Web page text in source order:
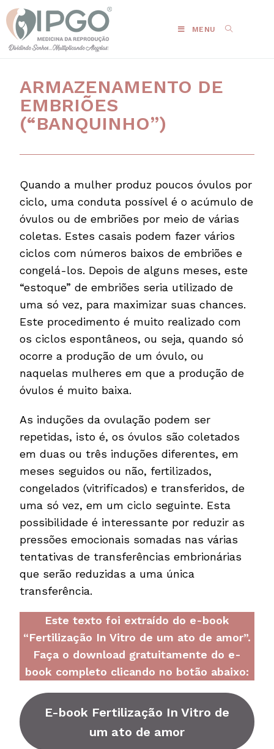
MENU
ARMAZENAMENTO DE
EMBRIÕES
(“BANQUINHO”)
Quando a mulher produz poucos óvulos por
ciclo, uma conduta possível é o acúmulo de
óvulos ou de embriões por meio de várias
coletas. Estes casais podem fazer vários
ciclos com números baixos de embriões e
congelá-los. Depois de alguns meses, este
“estoque” de embriões seria utilizado de
uma só vez, para maximizar suas chances.
Este procedimento é muito realizado com
os ciclos espontâneos, ou seja, quando só
ocorre a produção de um óvulo, ou
naquelas mulheres em que a produção de
óvulos é muito baixa.
As induções da ovulação podem ser
repetidas, isto é, os óvulos são coletados
em duas ou três induções diferentes, em
meses seguidos ou não, fertilizados,
congelados (vitrificados) e transferidos, de
uma só vez, em um ciclo seguinte. Esta
possibilidade é interessante por reduzir as
pressões emocionais somadas nas várias
tentativas de transferências embrionárias
que serão reduzidas a uma única
transferência.
Este texto foi extraído do e-book
“Fertilização In Vitro de um ato de amor”.
Faça o download gratuitamente do e-
book completo clicando no botão abaixo:
E-book Fertilização In Vitro de
um ato de amor